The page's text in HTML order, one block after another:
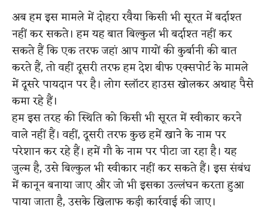
अब हम इस मामले में दोहरा रवैया किसी भी सूरत में बर्दाश्त
नहीं कर सकते। हम यह बात बिल्कुल भी बर्दाश्त नहीं कर
सकते हैं कि एक तरफ जहां आप गायों की कुर्बानी की बात
करते हैं, तो वहीं दूसरी तरफ हम देश बीफ एक्सपोर्ट के मामले
में दूसरे पायदान पर है। लोग स्लॉटर हाउस खोलकर अथाह पैसे
कमा रहे हैं।
हम इस तरह की स्थिति को किसी भी सूरत में स्वीकार करने
वाले नहीं हैं। वहीं, दूसरी तरफ कुछ हमें खाने के नाम पर
परेशान कर रहे हैं। हमें गौ के नाम पर पीटा जा रहा है। यह
जुल्म है, उसे बिल्कुल भी स्वीकार नहीं कर सकते हैं। इस संबंध
में कानून बनाया जाए और जो भी इसका उल्लंघन करता हुआ
पाया जाता है, उसके खिलाफ कड़ी कार्रवाई की जाए।